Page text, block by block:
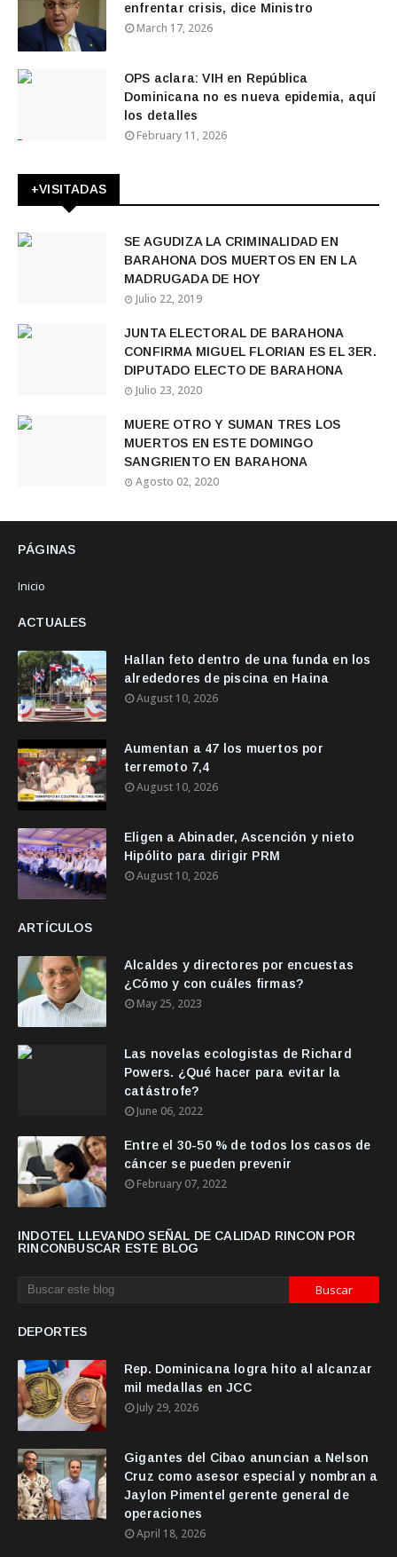
enfrentar crisis, dice Ministro
March 17, 2026
OPS aclara: VIH en República
Dominicana no es nueva epidemia, aquí
los detalles
February 11, 2026
+VISITADAS
SE AGUDIZA LA CRIMINALIDAD EN
BARAHONA DOS MUERTOS EN EN LA
MADRUGADA DE HOY
Julio 22, 2019
JUNTA ELECTORAL DE BARAHONA
CONFIRMA MIGUEL FLORIAN ES EL 3ER.
DIPUTADO ELECTO DE BARAHONA
Julio 23, 2020
MUERE OTRO Y SUMAN TRES LOS
MUERTOS EN ESTE DOMINGO
SANGRIENTO EN BARAHONA
Agosto 02, 2020
PÁGINAS
Inicio
ACTUALES
Hallan feto dentro de una funda en los
alrededores de piscina en Haina
August 10, 2026
Aumentan a 47 los muertos por
terremoto 7,4
August 10, 2026
Eligen a Abinader, Ascención y nieto
Hipólito para dirigir PRM
August 10, 2026
ARTÍCULOS
Alcaldes y directores por encuestas
¿Cómo y con cuáles firmas?
May 25, 2023
Las novelas ecologistas de Richard
Powers. ¿Qué hacer para evitar la
catástrofe?
June 06, 2022
Entre el 30-50 % de todos los casos de
cáncer se pueden prevenir
February 07, 2022
INDOTEL LLEVANDO SEÑAL DE CALIDAD RINCON POR
RINCONBUSCAR ESTE BLOG
DEPORTES
Rep. Dominicana logra hito al alcanzar
mil medallas en JCC
July 29, 2026
Gigantes del Cibao anuncian a Nelson
Cruz como asesor especial y nombran a
Jaylon Pimentel gerente general de
operaciones
April 18, 2026